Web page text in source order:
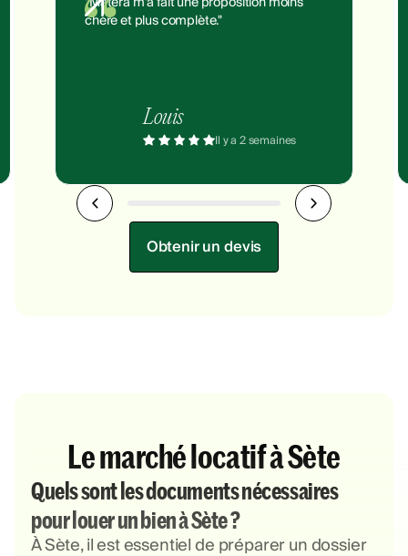
chère et plus complète."
Louis
Il y a 2 semaines
Obtenir un devis
Le marché locatif à Sète
Quels sont les documents nécessaires
pour louer un bien à Sète ?
À Sète, il est essentiel de préparer un dossier